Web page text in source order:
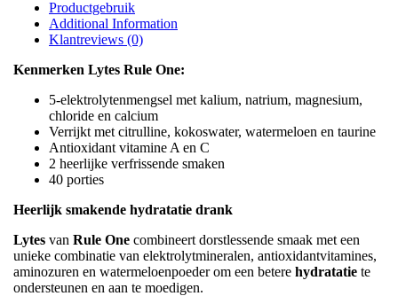
Productgebruik
Additional Information
Klantreviews (0)
Kenmerken Lytes Rule One:
5-elektrolytenmengsel met kalium, natrium, magnesium,
chloride en calcium
Verrijkt met citrulline, kokoswater, watermeloen en taurine
Antioxidant vitamine A en C
2 heerlijke verfrissende smaken
40 porties
Heerlijk smakende hydratatie drank
Lytes van Rule One combineert dorstlessende smaak met een
unieke combinatie van elektrolytmineralen, antioxidantvitamines,
aminozuren en watermeloenpoeder om een betere hydratatie te
ondersteunen en aan te moedigen.